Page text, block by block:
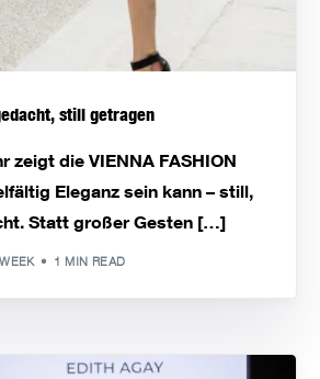
still getragen
zeigt die VIENNA FASHION
Eleganz sein kann – still,
Statt großer Gesten […]
1 MIN READ